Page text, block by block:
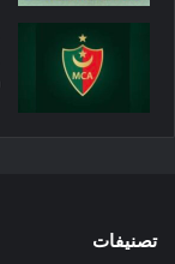
تصنيفات